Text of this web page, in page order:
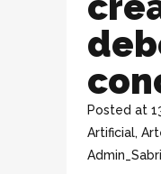
Posted at
Artificial,